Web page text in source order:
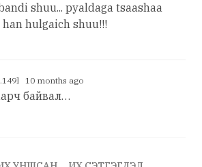
shuu... pyaldaga tsaashaa
hulgaich shuu!!!
10 months ago
байвал…